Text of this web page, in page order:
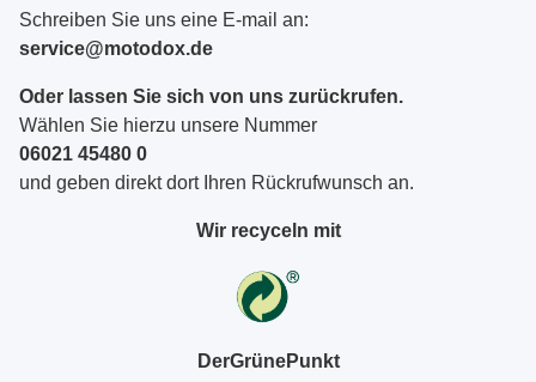
Schreiben Sie uns eine E-mail an:
service@motodox.de
Oder lassen Sie sich von uns zurückrufen.
Wählen Sie hierzu unsere Nummer
06021 45480 0
und geben direkt dort Ihren Rückrufwunsch an.
Wir recyceln mit
DerGrünePunkt